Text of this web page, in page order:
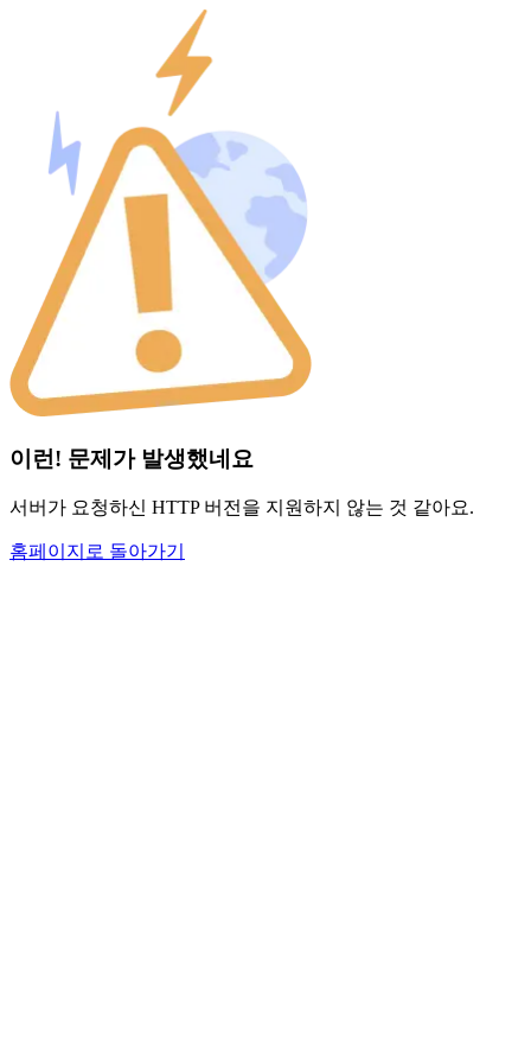
이런! 문제가 발생했네요
서버가 요청하신 HTTP 버전을 지원하지 않는 것 같아요.
홈페이지로 돌아가기